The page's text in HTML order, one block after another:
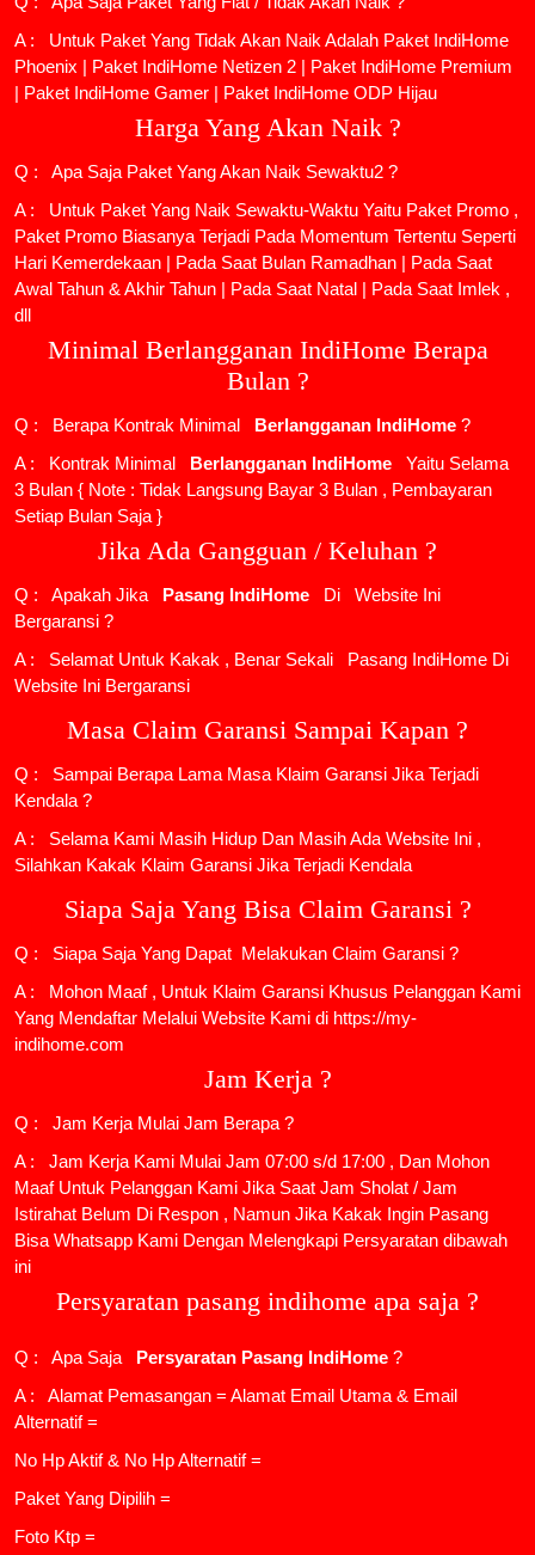
A : Untuk Paket Yang Tidak Akan Naik Adalah Paket IndiHome
Phoenix | Paket IndiHome Netizen 2 | Paket IndiHome Premium
| Paket IndiHome Gamer | Paket IndiHome ODP Hijau
Harga Yang Akan Naik ?
Q : Apa Saja Paket Yang Akan Naik Sewaktu2 ?
A : Untuk Paket Yang Naik Sewaktu-Waktu Yaitu Paket Promo ,
Paket Promo Biasanya Terjadi Pada Momentum Tertentu Seperti
Hari Kemerdekaan | Pada Saat Bulan Ramadhan | Pada Saat
Awal Tahun & Akhir Tahun | Pada Saat Natal | Pada Saat Imlek ,
dll
Minimal Berlangganan IndiHome Berapa
Bulan ?
Q : Berapa Kontrak Minimal Berlangganan IndiHome ?
A : Kontrak Minimal
Berlangganan IndiHome
Yaitu Selama
3 Bulan { Note : Tidak Langsung Bayar 3 Bulan , Pembayaran
Setiap Bulan Saja }
Jika Ada Gangguan / Keluhan ?
Q : Apakah Jika Pasang IndiHome Di
Website Ini
Bergaransi ?
A : Selamat Untuk Kakak , Benar Sekali
Pasang IndiHome Di
Website Ini Bergaransi
Masa Claim Garansi Sampai Kapan ?
Q : Sampai Berapa Lama Masa Klaim Garansi Jika Terjadi
Kendala ?
A : Selama Kami Masih Hidup Dan Masih Ada Website Ini ,
Silahkan Kakak Klaim Garansi Jika Terjadi Kendala
Siapa Saja Yang Bisa Claim Garansi ?
Q : Siapa Saja Yang Dapat Melakukan Claim Garansi ?
A : Mohon Maaf , Untuk Klaim Garansi Khusus Pelanggan Kami
Yang Mendaftar Melalui Website Kami di https://my-
indihome.com
Jam Kerja ?
Q : Jam Kerja Mulai Jam Berapa ?
A : Jam Kerja Kami Mulai Jam 07:00 s/d 17:00 , Dan Mohon
Maaf Untuk Pelanggan Kami Jika Saat Jam Sholat / Jam
Istirahat Belum Di Respon , Namun Jika Kakak Ingin Pasang
Bisa Whatsapp Kami Dengan Melengkapi Persyaratan dibawah
ini
Persyaratan pasang indihome apa saja ?
Q : Apa Saja Persyaratan Pasang IndiHome ?
A : Alamat Pemasangan = Alamat Email Utama & Email
Alternatif =
No Hp Aktif & No Hp Alternatif =
Paket Yang Dipilih =
Foto Ktp =